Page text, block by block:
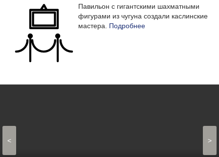
Павильон с гигантскими шахматными
фигурами из чугуна создали каслинские
мастера. Подробнее
< >